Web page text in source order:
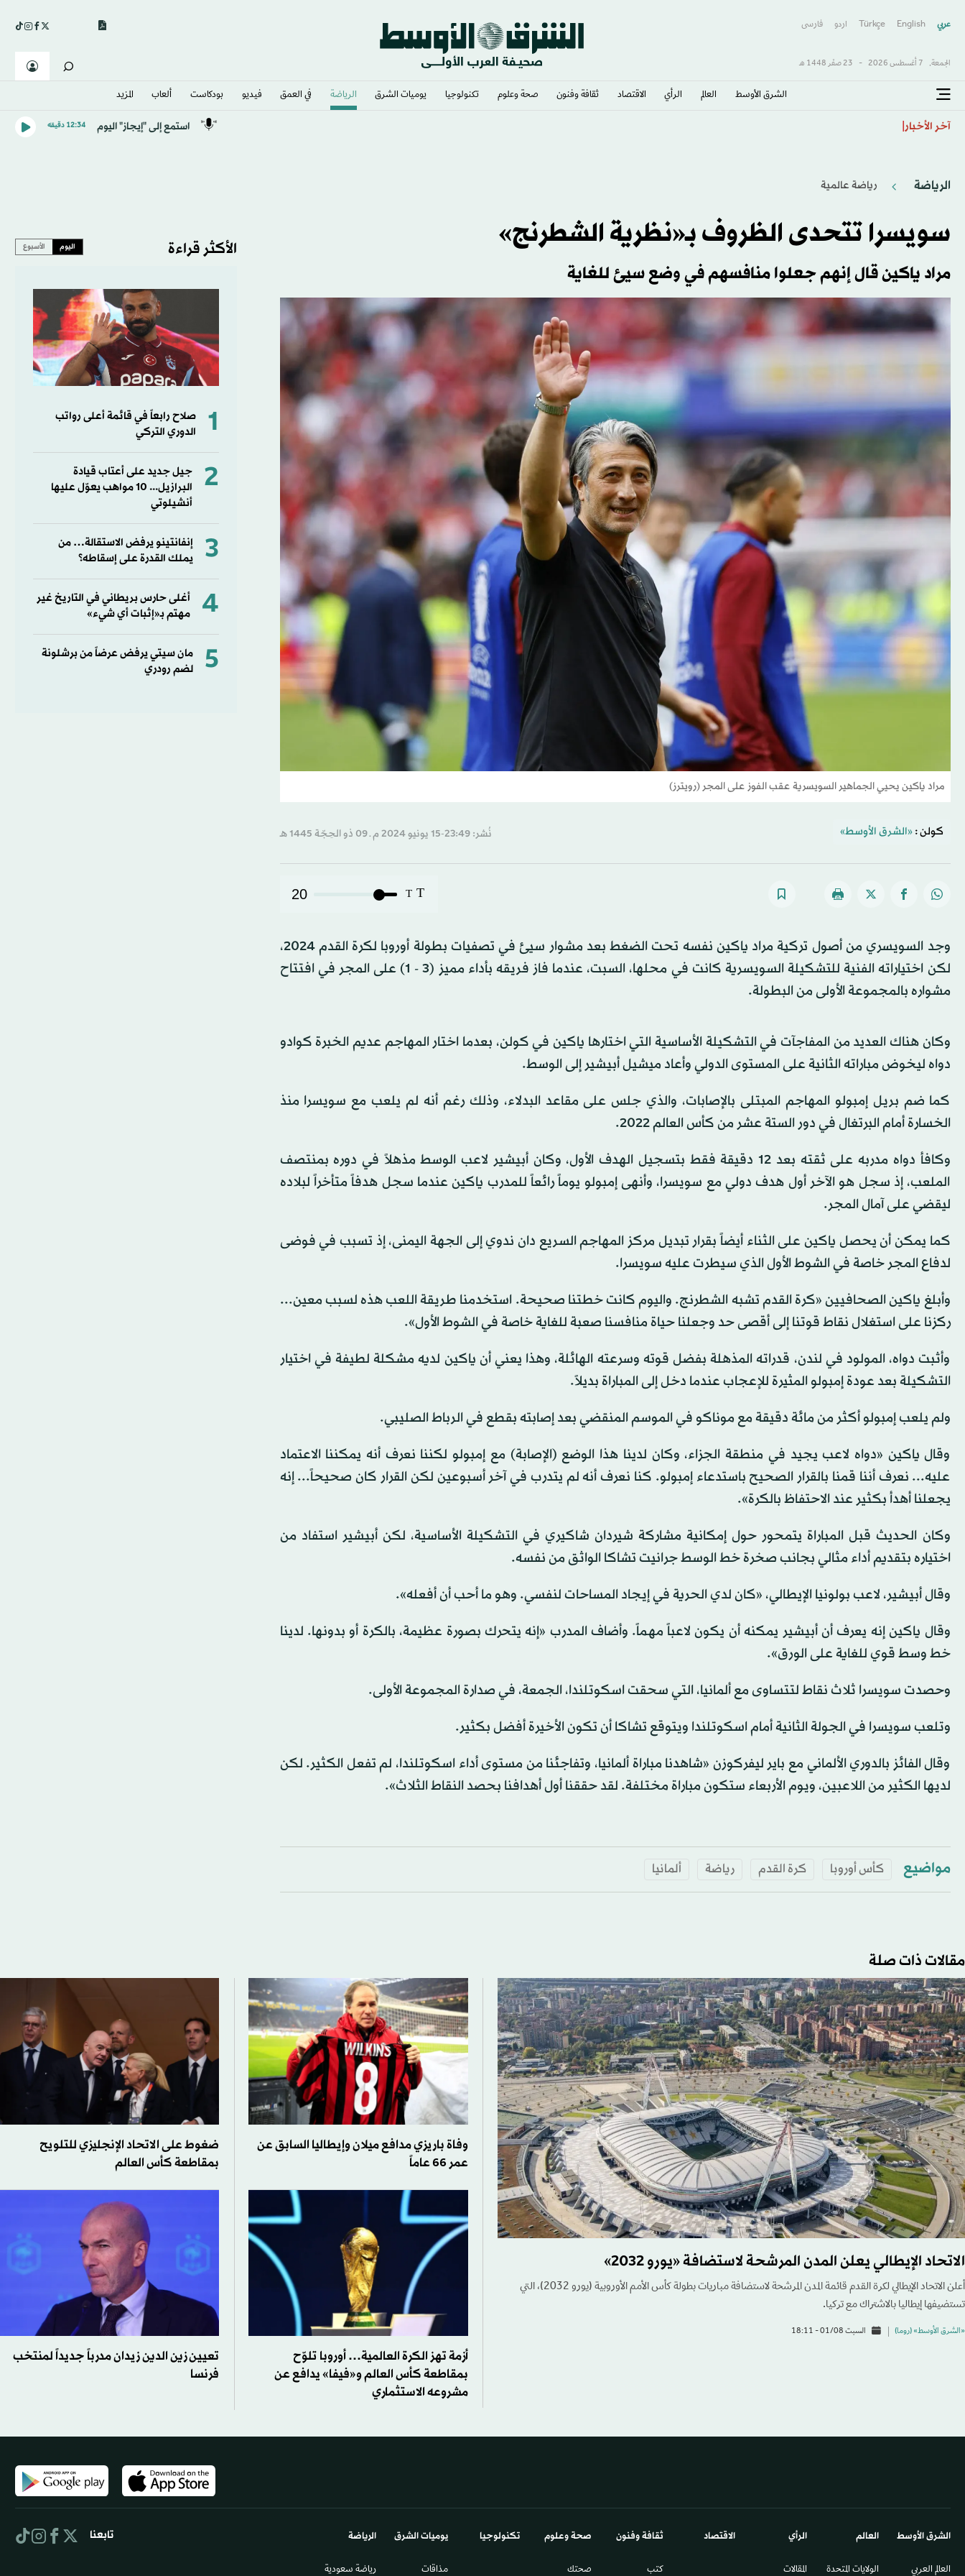
عربي English
Türkçe اردو فارسى
الجمعة, 7 أغسطس 2026 - 23 صفَر 1448 هـ
الشرق الأوسط​ العالم الرأي الاقتصاد ثقافة وفنون صحة وعلوم تكنولوجيا يوميات الشرق​ الرياضة في العمق فيديو بودكاست ألعاب المزيد
آخر الأخبار استمع إلى "إيجاز" اليوم 12:34 دقيقه
الرياضة رياضة عالمية
سويسرا تتحدى الظروف بـ«نظرية الشطرنج»
مراد ياكين قال إنهم جعلوا منافسهم في وضع سيئ للغاية
مراد ياكين يحيي الجماهير السويسرية عقب الفوز على المجر (رويترز)
كولن : «الشرق الأوسط» نُشر: 23:49-15 يونيو 2024 م ـ 09 ذو الحِجّة 1445 هـ
T
T
20
وجد السويسري من أصول تركية مراد ياكين نفسه تحت الضغط بعد مشوار سيئ في تصفيات بطولة أوروبا لكرة القدم 2024،
لكن اختياراته الفنية للتشكيلة السويسرية كانت في محلها، السبت، عندما فاز فريقه بأداء مميز (3 - 1) على المجر في افتتاح
مشواره بالمجموعة الأولى من البطولة.
وكان هناك العديد من المفاجآت في التشكيلة الأساسية التي اختارها ياكين في كولن، بعدما اختار المهاجم عديم الخبرة كوادو
دواه ليخوض مباراته الثانية على المستوى الدولي وأعاد ميشيل أبيشير إلى الوسط.
كما ضم بريل إمبولو المهاجم المبتلى بالإصابات، والذي جلس على مقاعد البدلاء، وذلك رغم أنه لم يلعب مع سويسرا منذ
الخسارة أمام البرتغال في دور الستة عشر من كأس العالم 2022.
وكافأ دواه مدربه على ثقته بعد 12 دقيقة فقط بتسجيل الهدف الأول، وكان أبيشير لاعب الوسط مذهلاً في دوره بمنتصف
الملعب، إذ سجل هو الآخر أول هدف دولي مع سويسرا، وأنهى إمبولو يوماً رائعاً للمدرب ياكين عندما سجل هدفاً متأخراً لبلاده
ليقضي على آمال المجر.
كما يمكن أن يحصل ياكين على الثناء أيضاً بقرار تبديل مركز المهاجم السريع دان ندوي إلى الجهة اليمنى، إذ تسبب في فوضى
لدفاع المجر خاصة في الشوط الأول الذي سيطرت عليه سويسرا.
وأبلغ ياكين الصحافيين «كرة القدم تشبه الشطرنج. واليوم كانت خطتنا صحيحة. استخدمنا طريقة اللعب هذه لسبب معين...
ركزنا على استغلال نقاط قوتنا إلى أقصى حد وجعلنا حياة منافسنا صعبة للغاية خاصة في الشوط الأول».
وأثبت دواه، المولود في لندن، قدراته المذهلة بفضل قوته وسرعته الهائلة، وهذا يعني أن ياكين لديه مشكلة لطيفة في اختيار
التشكيلة بعد عودة إمبولو المثيرة للإعجاب عندما دخل إلى المباراة بديلاً.
ولم يلعب إمبولو أكثر من مائة دقيقة مع موناكو في الموسم المنقضي بعد إصابته بقطع في الرباط الصليبي.
وقال ياكين «دواه لاعب يجيد في منطقة الجزاء، وكان لدينا هذا الوضع (الإصابة) مع إمبولو لكننا نعرف أنه يمكننا الاعتماد
عليه... نعرف أننا قمنا بالقرار الصحيح باستدعاء إمبولو. كنا نعرف أنه لم يتدرب في آخر أسبوعين لكن القرار كان صحيحاً... إنه
يجعلنا أهدأ بكثير عند الاحتفاظ بالكرة».
وكان الحديث قبل المباراة يتمحور حول إمكانية مشاركة شيردان شاكيري في التشكيلة الأساسية، لكن أبيشير استفاد من
اختياره بتقديم أداء مثالي بجانب صخرة خط الوسط جرانيت تشاكا الواثق من نفسه.
وقال أبيشير، لاعب بولونيا الإيطالي، «كان لدي الحرية في إيجاد المساحات لنفسي. وهو ما أحب أن أفعله».
وقال ياكين إنه يعرف أن أبيشير يمكنه أن يكون لاعباً مهماً. وأضاف المدرب «إنه يتحرك بصورة عظيمة، بالكرة أو بدونها. لدينا
خط وسط قوي للغاية على الورق».
وحصدت سويسرا ثلاث نقاط لتتساوى مع ألمانيا، التي سحقت اسكوتلندا، الجمعة، في صدارة المجموعة الأولى.
وتلعب سويسرا في الجولة الثانية أمام اسكوتلندا ويتوقع تشاكا أن تكون الأخيرة أفضل بكثير.
وقال الفائز بالدوري الألماني مع باير ليفركوزن «شاهدنا مباراة ألمانيا، وتفاجئنا من مستوى أداء اسكوتلندا، لم تفعل الكثير. لكن
لديها الكثير من اللاعبين، ويوم الأربعاء ستكون مباراة مختلفة. لقد حققنا أول أهدافنا بحصد النقاط الثلاث».
مواضيع كأس أوروبا كرة القدم رياضة ألمانيا
الأكثر قراءة اليوم الأسبوع
1
صلاح رابعاً في قائمة أعلى رواتب
الدوري التركي
2
جيل جديد على أعتاب قيادة
البرازيل... 10 مواهب يعوّل عليها
أنشيلوتي
3
إنفانتينو يرفض الاستقالة… من
يملك القدرة على إسقاطه؟
4
أغلى حارس بريطاني في التاريخ غير
مهتم بـ«إثبات أي شيء»
5
مان سيتي يرفض عرضاً من برشلونة
لضم رودري
مقالات ذات صلة
الاتحاد الإيطالي يعلن المدن المرشحة لاستضافة «يورو 2032»
أعلن الاتحاد الإيطالي لكرة القدم قائمة المدن المرشحة لاستضافة مباريات بطولة كأس الأمم الأوروبية (يورو 2032)، التي
تستضيفها إيطاليا بالاشتراك مع تركيا.
«الشرق الأوسط» (روما) السبت 01/08 - 18:11
وفاة باريزي مدافع ميلان وإيطاليا السابق عن
عمر 66 عاماً
ضغوط على الاتحاد الإنجليزي للتلويح
بمقاطعة كأس العالم
أزمة تهز الكرة العالمية… أوروبا تلوّح
بمقاطعة كأس العالم و«فيفا» يدافع عن
مشروعه الاستثماري
تعيين زين الدين زيدان مدرباً جديداً لمنتخب
فرنسا
الشرق الأوسط​
العالم العربي
العالم
الولايات المتحدة
الرأي
المقالات
الاقتصاد ثقافة وفنون
كتب
صحة وعلوم
صحتك
تكنولوجيا يوميات الشرق​
مذاقات
الرياضة
رياضة سعودية
تابعنا